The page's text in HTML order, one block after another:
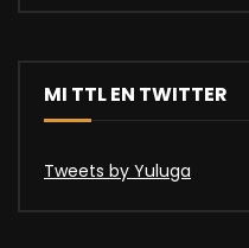
MI TTL EN TWITTER
Tweets by Yuluga